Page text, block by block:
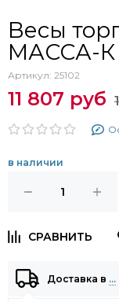
Весы
МАССА-К
Артикул: 25102
11 807 руб
в наличии
Доставка в …